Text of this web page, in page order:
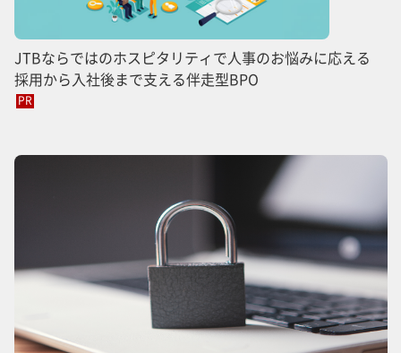
JTBならではのホスピタリティで人事のお悩みに応える
採用から入社後まで支える伴走型BPO
PR